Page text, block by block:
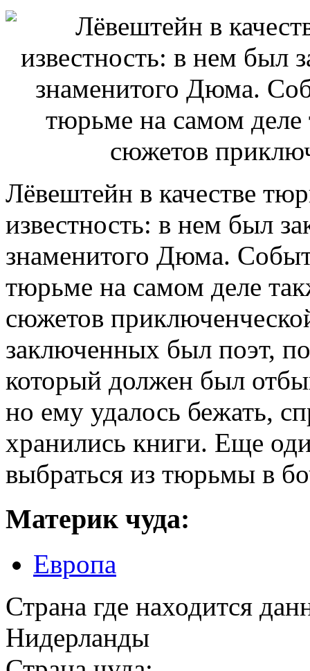
Лёвештейн в качестве
известность: в нем был
знаменитого Дюма.
тюрьме на самом деле
сюжетов
заключенных был поэт,
который должен был
но ему удалось бежать,
хранились книги. Еще
выбраться из тюрьмы в
Материк чуда:
Европа
Страна где находится
Нидерланды